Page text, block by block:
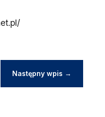
Następny wpis →